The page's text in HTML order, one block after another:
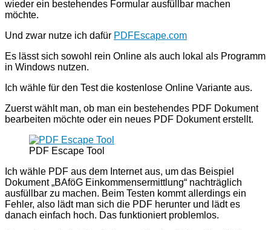
wieder ein bestehendes Formular ausfüllbar machen
möchte.
Und zwar nutze ich dafür PDFEscape.com
Es lässt sich sowohl rein Online als auch lokal als Programm
in Windows nutzen.
Ich wähle für den Test die kostenlose Online Variante aus.
Zuerst wählt man, ob man ein bestehendes PDF Dokument
bearbeiten möchte oder ein neues PDF Dokument erstellt.
PDF Escape Tool
Ich wähle PDF aus dem Internet aus, um das Beispiel
Dokument „BAföG Einkommensermittlung“ nachträglich
ausfüllbar zu machen. Beim Testen kommt allerdings ein
Fehler, also lädt man sich die PDF herunter und lädt es
danach einfach hoch. Das funktioniert problemlos.